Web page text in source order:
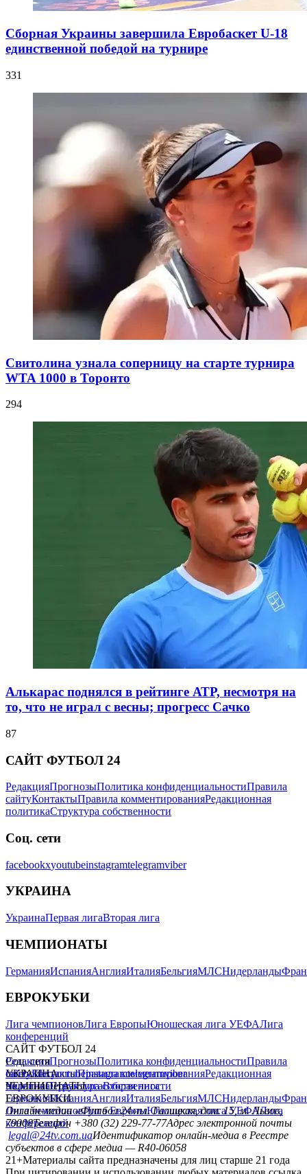
Сборная Украины завершила Евробаскет U-18
единственной победой на турнире
331
Свитолина узнала соперницу на старте турнира
WTA 1000 в Торонто
294
Алькарас поднялся в рейтинге АТР, несмотря на
то, что не играл с весны; прогресс Сачко
87
САЙТ ФУТБОЛ 24
РедакцияПрогнозыПолитика конфиденциальностиПравила
сайтуКонтактыПравила комментированияРедакционная
политикаСтруктура собственности
Соц. сети
facebookxyoutubeinstagramtelegramviber
УКРАИНА
УкраинаПервая лигаВторая лига
ЧЕМПИОНАТЫ
ГерманияИспанияАнглияИталияБельгияМЛСНидерланды
ЕВРОКУБКИ
Лига чемпионовЛига ЕвропыЮношеская лига УЕФАЛига
конференций
САЙТ ФУТБОЛ 24
РедакцияПрогнозыПолитика конфиденциальностиПравила
сайтуКонтактыПравила комментированияРедакционная
политикаСтруктура собственности
Соц. сети
facebookxyoutubeinstagramtelegramviber
УКРАИНА
УкраинаПервая лигаВторая лига
ЧЕМПИОНАТЫ
ГерманияИспанияАнглияИталияБельгияМЛСНидерланды
ЕВРОКУБКИ
Лига чемпионовЛига ЕвропыЮношеская лига УЕФАЛига
конференций
Онлайн-медиа «Футбол 24»пл. Галицкая, дом. 15, м. Львов,
79008Телефон +380 (32) 229-77-77Адрес электронной почты
legal@24tv.com.uaИдентификатор онлайн-медиа в Реестре
субъектов в сфере медиа — R40-06058
21+Материалы сайта предназначены для лиц старше 21 года